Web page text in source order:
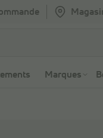
Marques